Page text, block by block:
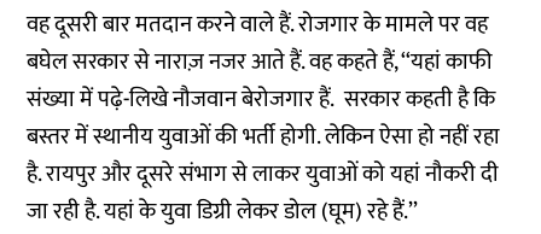
वह दूसरी बार मतदान करने वाले हैं. रोजगार के मामले पर वह
बघेल सरकार से नाराज़ नजर आते हैं. वह कहते हैं, ‘‘यहां काफी
संख्या में पढ़े-लिखे नौजवान बेरोजगार हैं. सरकार कहती है कि
बस्तर में स्थानीय युवाओं की भर्ती होगी. लेकिन ऐसा हो नहीं रहा
है. रायपुर और दूसरे संभाग से लाकर युवाओं को यहां नौकरी दी
जा रही है. यहां के युवा डिग्री लेकर डोल (घूम) रहे हैं.’’